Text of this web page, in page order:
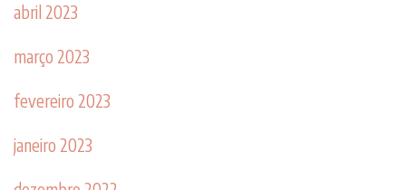
abril 2023
março 2023
fevereiro 2023
janeiro 2023